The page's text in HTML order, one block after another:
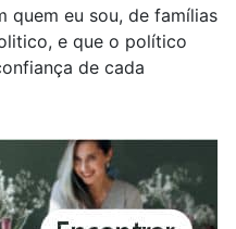
quem eu sou, de famílias
e que o político
de cada